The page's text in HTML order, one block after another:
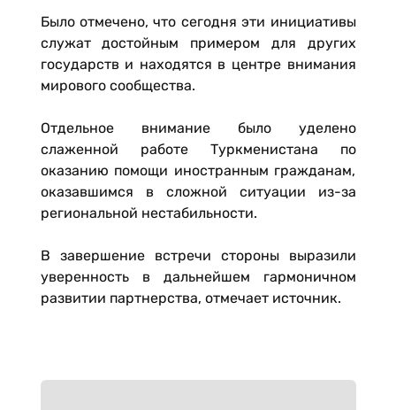
Было отмечено, что сегодня эти инициативы
служат достойным примером для других
государств и находятся в центре внимания
мирового сообщества.
Отдельное внимание было уделено
слаженной работе Туркменистана по
оказанию помощи иностранным гражданам,
оказавшимся в сложной ситуации из-за
региональной нестабильности.
В завершение встречи стороны выразили
уверенность в дальнейшем гармоничном
развитии партнерства, отмечает источник.